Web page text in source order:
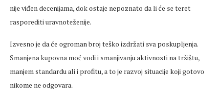
nije viđen decenijama, dok ostaje nepoznato da li će se teret
rasporediti uravnoteženije.
Izvesno je da će ogroman broj teško izdržati sva poskupljenja.
Smanjena kupovna moć vodi i smanjivanju aktivnosti na tržištu,
manjem standardu ali i profitu, a to je razvoj situacije koji gotovo
nikome ne odgovara.